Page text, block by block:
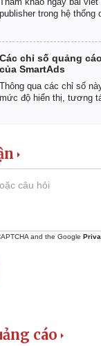
publisher trong hệ thống
Các chỉ số quảng
của SmartAds
Thông qua các chỉ số
mức độ hiển thị, tương
and the Google